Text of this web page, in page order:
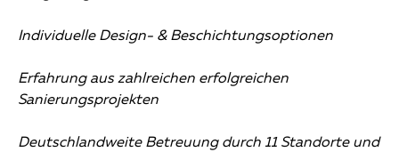
Individuelle Design- & Beschichtungsoptionen
Erfahrung aus zahlreichen erfolgreichen
Sanierungsprojekten
Deutschlandweite Betreuung durch 11 Standorte und